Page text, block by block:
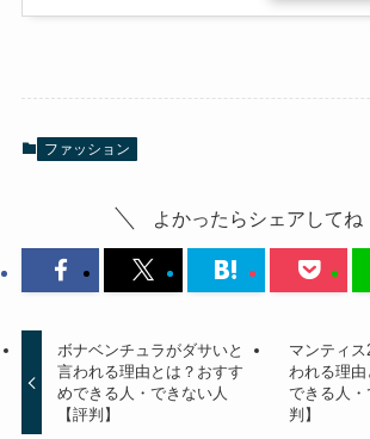
ファッション
よかったらシェアしてね
ボナベンチュラがダサいと
言われる理由とは？おすす
めできる人・できない人
【評判】
マンティ
われる理
できる人
判】